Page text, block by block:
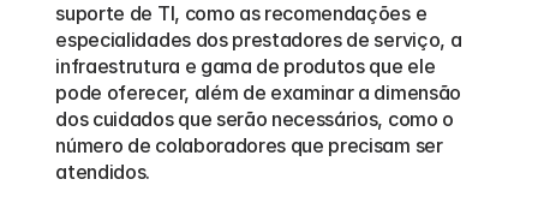
suporte de TI, como as recomendações e
especialidades dos prestadores de serviço, a
infraestrutura e gama de produtos que ele
pode oferecer, além de examinar a dimensão
dos cuidados que serão necessários, como o
número de colaboradores que precisam ser
atendidos.